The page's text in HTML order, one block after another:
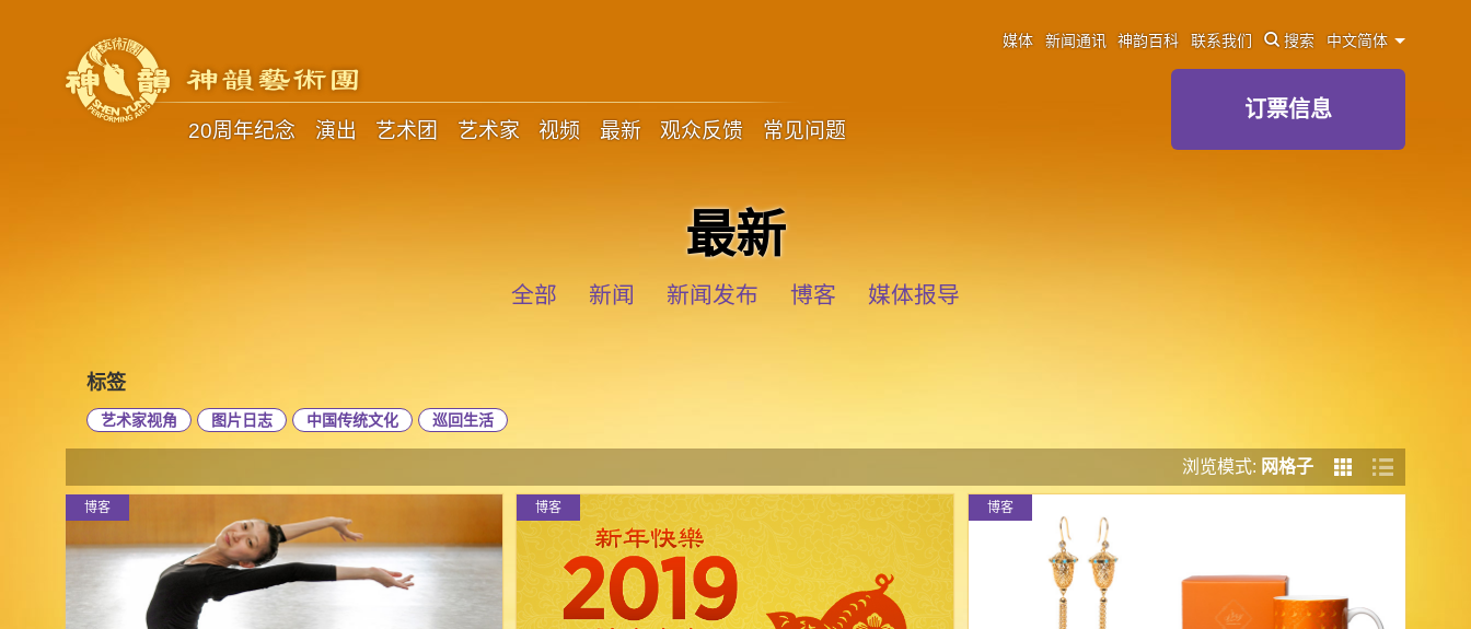
20周年纪念 演出 艺术团 艺术家 视频 最新 观众反馈 常见问题
媒体 新闻通讯 神韵百科 联系我们 搜索 中文简体
订票信息
最新
全部 新闻 新闻发布 博客 媒体报导
标签
艺术家视角 图片日志 中国传统文化 巡回生活
浏览模式: 网格子
博客 博客 博客